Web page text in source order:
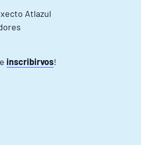
Atlazul
inscribirvos!